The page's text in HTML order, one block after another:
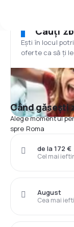
Cauți
Ești în locul
oferte ca să ți
Când găsești
Alege momentul
spre Roma
Cel mai
de la 172 €
Cea mai
August